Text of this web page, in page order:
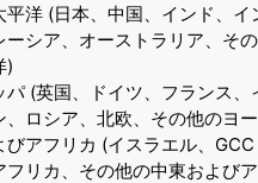
平洋 (日本、中国、インド、イ
ーシア、オーストラリア、そ
)
パ (英国、ドイツ、フランス、
、ロシア、北欧、その他のヨ
びアフリカ (イスラエル、GCC
フリカ、その他の中東および